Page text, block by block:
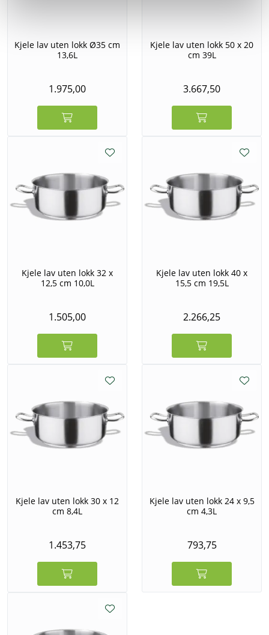
Kjele lav uten lokk Ø35 cm
13,6L
1.975,00
Kjele lav uten lokk 50 x 20
cm 39L
3.667,50
Kjele lav uten lokk 32 x
12,5 cm 10,0L
1.505,00
Kjele lav uten lokk 40 x
15,5 cm 19,5L
2.266,25
Kjele lav uten lokk 30 x 12
cm 8,4L
1.453,75
Kjele lav uten lokk 24 x 9,5
cm 4,3L
793,75